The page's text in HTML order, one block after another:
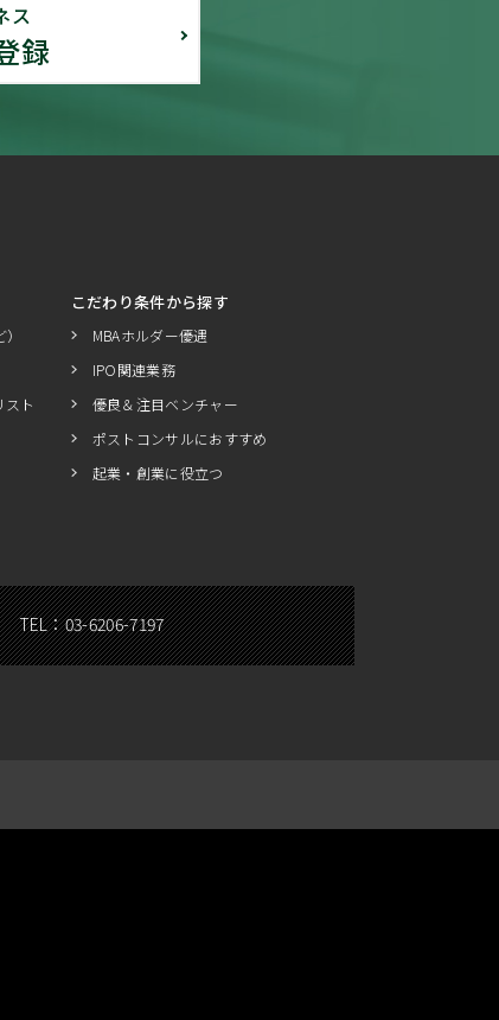
ス
録
ト
こだわり条件から探す
MBAホルダー優遇
IPO関連業務
優良＆注目ベンチャー
ポストコンサルにおすすめ
起業・創業に役立つ
TEL：03-6206-7197